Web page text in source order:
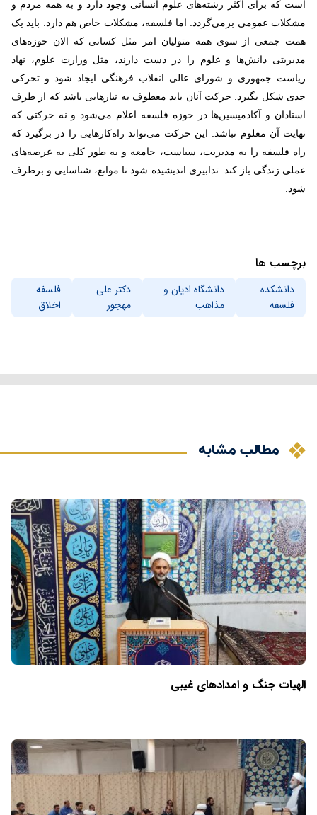
است که برای اکثر رشته‌های علوم انسانی وجود دارد و به همه مردم و
مشکلات عمومی برمی‌گردد. اما فلسفه، مشکلات خاص هم دارد. باید یک
همت جمعی از سوی همه متولیان امر مثل کسانی که الان حوزه‌های
مدیریتی دانش‌ها و علوم را در دست دارند، مثل وزارت علوم، نهاد
ریاست جمهوری و شورای عالی انقلاب فرهنگی ایجاد شود و تحرکی
جدی شکل بگیرد. حرکت آنان باید معطوف به نیازهایی باشد که از طرف
استادان و آکادمیسین‌ها در حوزه فلسفه اعلام می‌شود و نه حرکتی که
نهایت آن معلوم نباشد. این حرکت می‌تواند راه‌کارهایی را در برگیرد که
راه فلسفه را به مدیریت، سیاست، جامعه و به طور کلی به عرصه‌های
عملی زندگی باز کند. تدابیری اندیشیده شود تا موانع، شناسایی و برطرف
شود.
برچسب ها
دانشکده
فلسفه
دانشگاه ادیان و
مذاهب
دکتر علی
مهجور
فلسفه
اخلاق
مطالب مشابه
الهیات جنگ و امدادهای غیبی